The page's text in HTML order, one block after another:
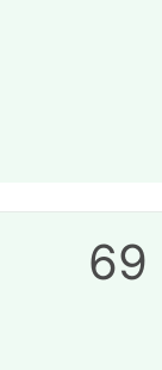
69